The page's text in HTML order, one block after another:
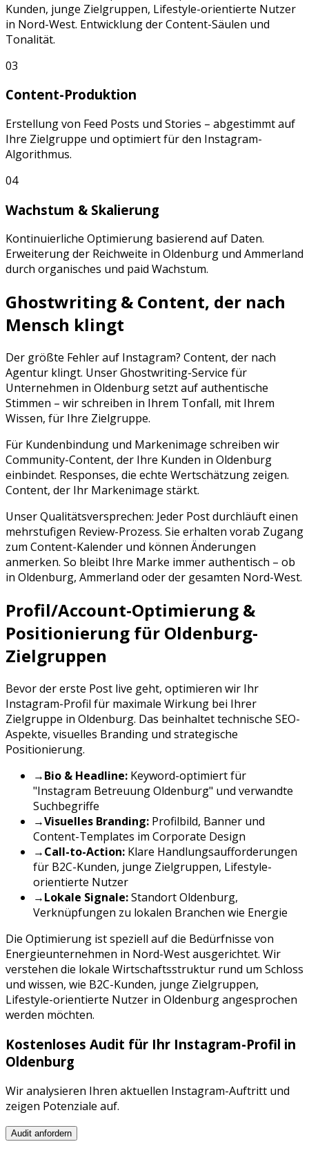
Kunden, junge Zielgruppen, Lifestyle-orientierte Nutzer
in Nord-West. Entwicklung der Content-Säulen und
Tonalität.
03
Content-Produktion
Erstellung von Feed Posts und Stories – abgestimmt auf
Ihre Zielgruppe und optimiert für den Instagram-
Algorithmus.
04
Wachstum & Skalierung
Kontinuierliche Optimierung basierend auf Daten.
Erweiterung der Reichweite in Oldenburg und Ammerland
durch organisches und paid Wachstum.
Ghostwriting & Content, der nach
Mensch klingt
Der größte Fehler auf Instagram? Content, der nach
Agentur klingt. Unser Ghostwriting-Service für
Unternehmen in Oldenburgsetzt auf authentische
Stimmen – wir schreiben in Ihrem Tonfall, mit Ihrem
Wissen, für Ihre Zielgruppe.
Für Kundenbindung und Markenimage schreiben wir
Community-Content, der Ihre Kunden in Oldenburg
einbindet. Responses, die echte Wertschätzung zeigen.
Content, der Ihr Markenimage stärkt.
Unser Qualitätsversprechen: Jeder Post durchläuft einen
mehrstufigen Review-Prozess. Sie erhalten vorab Zugang
zum Content-Kalender und können Änderungen
anmerken. So bleibt Ihre Marke immer authentisch – ob
in Oldenburg, Ammerland oder der gesamten Nord-West.
Profil/Account-Optimierung &
Positionierung für Oldenburg-
Zielgruppen
Bevor der erste Post live geht, optimieren wir Ihr
Instagram-Profil für maximale Wirkung bei Ihrer
Zielgruppe in Oldenburg. Das beinhaltet technische SEO-
Aspekte, visuelles Branding und strategische
Positionierung.
→Bio & Headline: Keyword-optimiert für
"Instagram BetreuungOldenburg" und verwandte
Suchbegriffe
→Visuelles Branding: Profilbild, Banner und
Content-Templates im Corporate Design
→Call-to-Action: Klare Handlungsaufforderungen
für B2C-Kunden, junge Zielgruppen, Lifestyle-
orientierte Nutzer
→Lokale Signale:StandortOldenburg,
Verknüpfungen zu lokalen Branchen wie Energie
Die Optimierung ist speziell auf die Bedürfnisse von
Energieunternehmen in Nord-Westausgerichtet. Wir
verstehen die lokale Wirtschaftsstruktur rund um Schloss
und wissen, wie B2C-Kunden, junge Zielgruppen,
Lifestyle-orientierte Nutzer in Oldenburgangesprochen
werden möchten.
Kostenloses Audit für Ihr Instagram-Profil in
Oldenburg
Wir analysieren Ihren aktuellen Instagram-Auftritt und
zeigen Potenziale auf.
Audit anfordern